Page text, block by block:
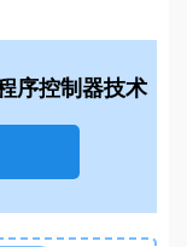
序控制器技术